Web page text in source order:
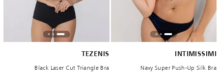
INTIMISSIMI
Navy Super Push-Up Silk Bra
TEZENIS
Black Laser Cut Triangle Bra